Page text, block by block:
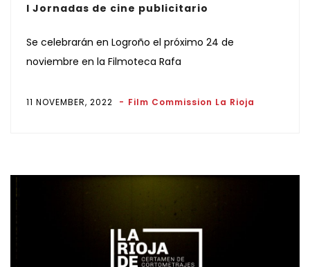
I Jornadas de cine publicitario
Se celebrarán en Logroño el próximo 24 de
noviembre en la Filmoteca Rafa
11 NOVEMBER, 2022 Film Commission La Rioja